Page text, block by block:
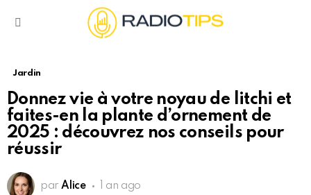
Jardin
Donnez vie à votre noyau de litchi et
faites-en la plante d’ornement de
2025 : découvrez nos conseils pour
réussir
par Alice 1 an ago